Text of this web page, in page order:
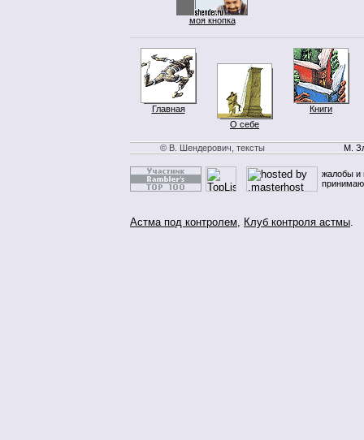
моя кнопка
Главная
О себе
Книги
© В. Шендерович, тексты М.
жалобы и
Астма под контролем, Клуб контроля астмы.